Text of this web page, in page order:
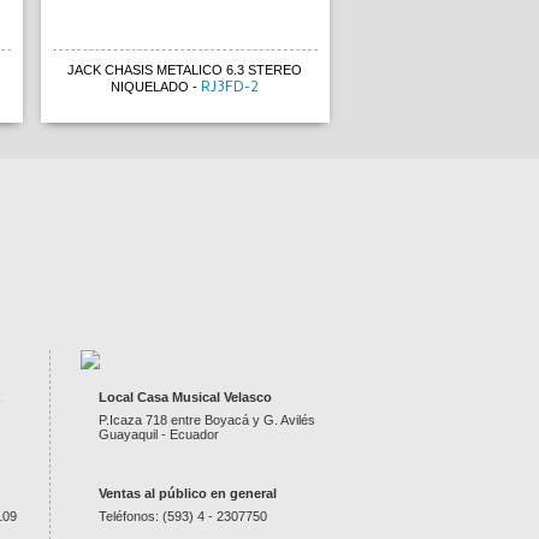
JACK CHASIS METALICO 6.3 STEREO
NIQUELADO - RJ3FD-2
Local Casa Musical Velasco
P.Icaza 718 entre Boyacá y G. Avilés
Guayaquil - Ecuador
Ventas al público en general
Teléfonos: (593) 4 - 2307750